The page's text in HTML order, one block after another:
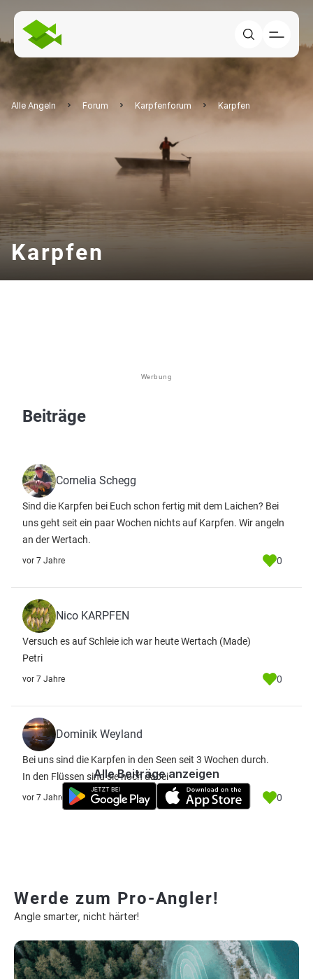
Alle Angeln Forum Karpfenforum Karpfen
Karpfen
Werbung
Beiträge
Cornelia Schegg
Sind die Karpfen bei Euch schon fertig mit dem Laichen? Bei
uns geht seit ein paar Wochen nichts auf Karpfen. Wir angeln
an der Wertach.
vor 7 Jahre 0
Nico KARPFEN
Versuch es auf Schleie ich war heute Wertach (Made)
Petri
vor 7 Jahre 0
Dominik Weyland
Bei uns sind die Karpfen in den Seen seit 3 Wochen durch.
In den Flüssen sind sie noch dabei
vor 7 Jahre 0
Alle Beiträge anzeigen
Werde zum Pro-Angler!
Angle smarter, nicht härter!